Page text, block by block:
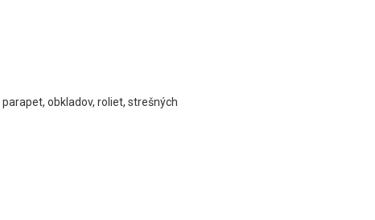
obkladov, roliet, strešných